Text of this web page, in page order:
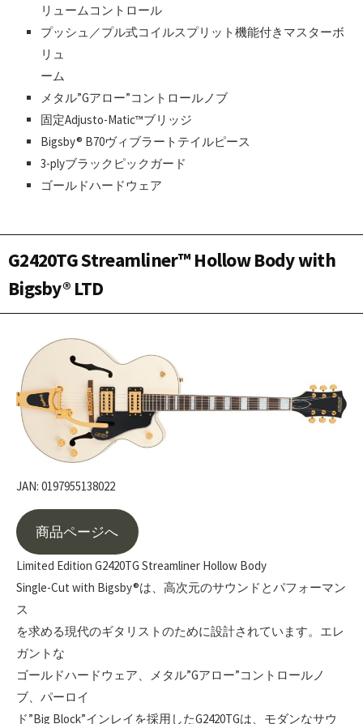
リュームコントロール
プッシュ／プル式コイルスプリット機能付きマスターボ
リュ
ーム
メタル”Gアロー”コントロールノブ
固定Adjusto-Matic™ブリッジ
Bigsby® B70ヴィブラートテイルピース
3-plyブラックピックガード
ゴールドハードウェア
G2420TG Streamliner™ Hollow Body with
Bigsby® LTD
JAN: 0197955138022
商品ページへ
Limited Edition G2420TG Streamliner Hollow Body
Single-Cut with Bigsby®は、高次元のサウンドとパフォーマン
ス
を求める現代のギタリストのために設計されています。エレ
ガントな
ゴールドハードウェア、メタル”Gアロー”コントロールノ
ブ、パーロイ
ド”Big Block”インレイを採用したG2420TGは、モダンなサウ